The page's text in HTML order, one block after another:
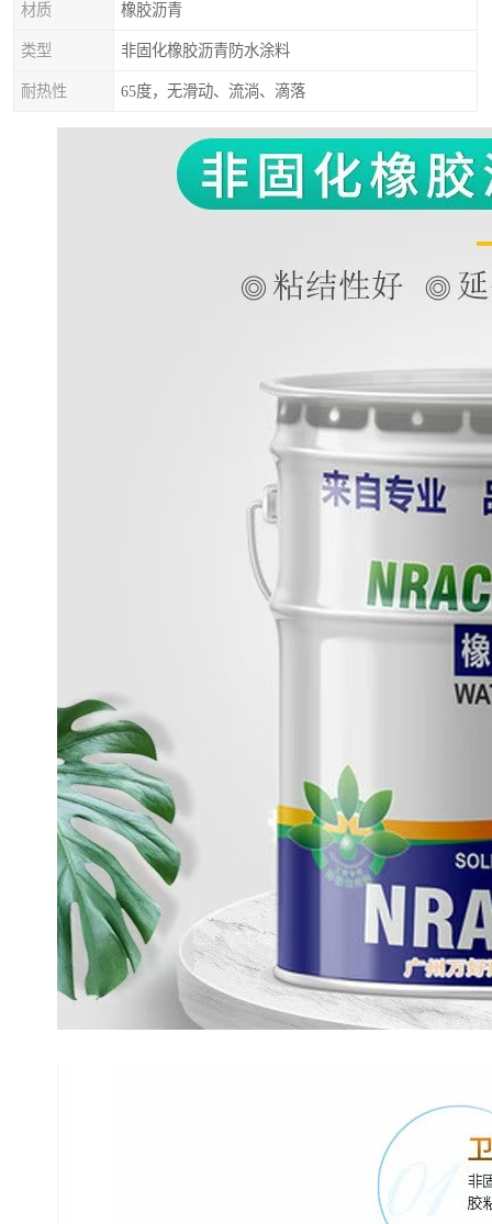
材质 橡胶沥青
类型 非固化橡胶沥青防水涂料
耐热性 65度，无滑动、流淌、滴落